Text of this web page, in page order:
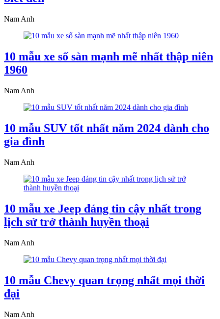
Nam Anh
10 mẫu xe số sàn mạnh mẽ nhất thập niên
1960
Nam Anh
10 mẫu SUV tốt nhất năm 2024 dành cho
gia đình
Nam Anh
10 mẫu xe Jeep đáng tin cậy nhất trong
lịch sử trở thành huyền thoại
Nam Anh
10 mẫu Chevy quan trọng nhất mọi thời
đại
Nam Anh